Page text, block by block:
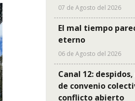
07 de Agosto del 2026
El mal tiempo
eterno
06 de Agosto del 2026
Canal 12:
de convenio
conflicto abierto